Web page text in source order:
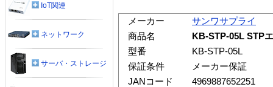
メーカー
サンワサプライ
商品名
KB-STP-05L STP
型番
KB-STP-05L
保証条件
メーカー保証
JANコード
4969887652251
IoT関連
ネットワーク
サーバ・ストレージ